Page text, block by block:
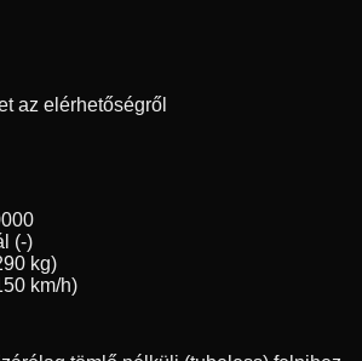
az elérhetőségről
(-)
kg)
km/h)